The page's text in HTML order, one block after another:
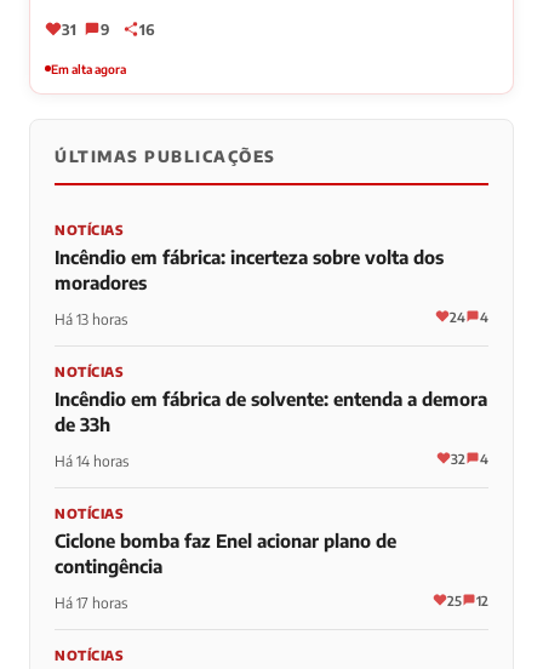
31 9 16
Em alta agora
ÚLTIMAS PUBLICAÇÕES
NOTÍCIAS
Incêndio em fábrica: incerteza sobre volta dos
moradores
Há 13 horas 24 4
NOTÍCIAS
Incêndio em fábrica de solvente: entenda a demora
de 33h
Há 14 horas 32 4
NOTÍCIAS
Ciclone bomba faz Enel acionar plano de
contingência
Há 17 horas 25 12
NOTÍCIAS